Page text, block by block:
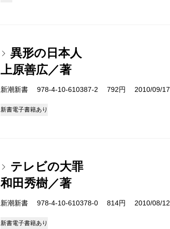
異形の日本人
上原善広／著
新潮新書 978-4-10-610387-2 792円 2010/09/17
新書電子書籍あり
テレビの大罪
和田秀樹／著
新潮新書 978-4-10-610378-0 814円 2010/08/12
新書電子書籍あり